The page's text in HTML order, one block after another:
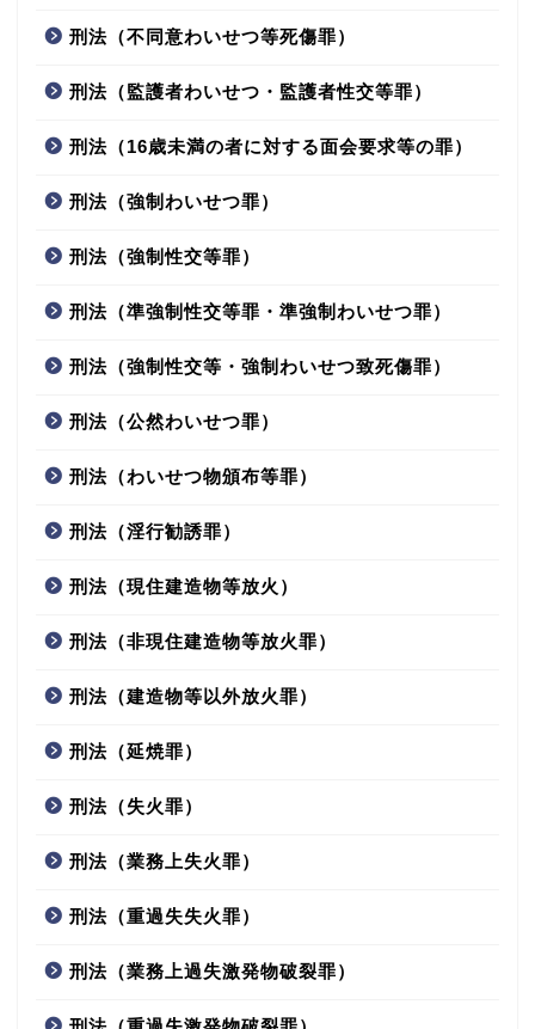
刑法（不同意わいせつ等死傷罪）
刑法（監護者わいせつ・監護者性交等罪）
刑法（16歳未満の者に対する面会要求等の罪）
刑法（強制わいせつ罪）
刑法（強制性交等罪）
刑法（準強制性交等罪・準強制わいせつ罪）
刑法（強制性交等・強制わいせつ致死傷罪）
刑法（公然わいせつ罪）
刑法（わいせつ物頒布等罪）
刑法（淫行勧誘罪）
刑法（現住建造物等放火）
刑法（非現住建造物等放火罪）
刑法（建造物等以外放火罪）
刑法（延焼罪）
刑法（失火罪）
刑法（業務上失火罪）
刑法（重過失失火罪）
刑法（業務上過失激発物破裂罪）